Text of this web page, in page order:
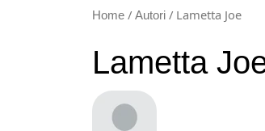
Home / Autori / Lametta Joe
Lametta